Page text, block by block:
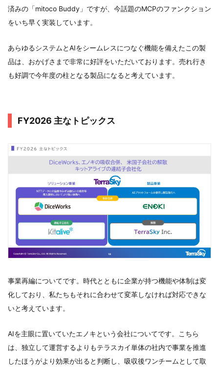
済みの「mitoco Buddy」ですが、今話題のMCPのファンクション
をいち早く実装しています。
あらゆるシステムとAIをシームレスにつなぐ機能を備えたこの製
品は、おかげさまで非常に好評をいただいております。売れ行き
も好調で今年度の柱となる製品になると考えています。
FY2026 主なトピックス
事業再編についてです。時代とともに企業が持つ機能や体制は変
化しており、私たちもそれに合わせて変革しなければ対応できな
いと考えています。
AIを主眼に置いていたエノキという会社についてです。こちら
は、独立して運営するよりもテラスカイ単体の社内で事業を推進
したほうがより効果が出ると判断し、吸収後ワンチームとして取